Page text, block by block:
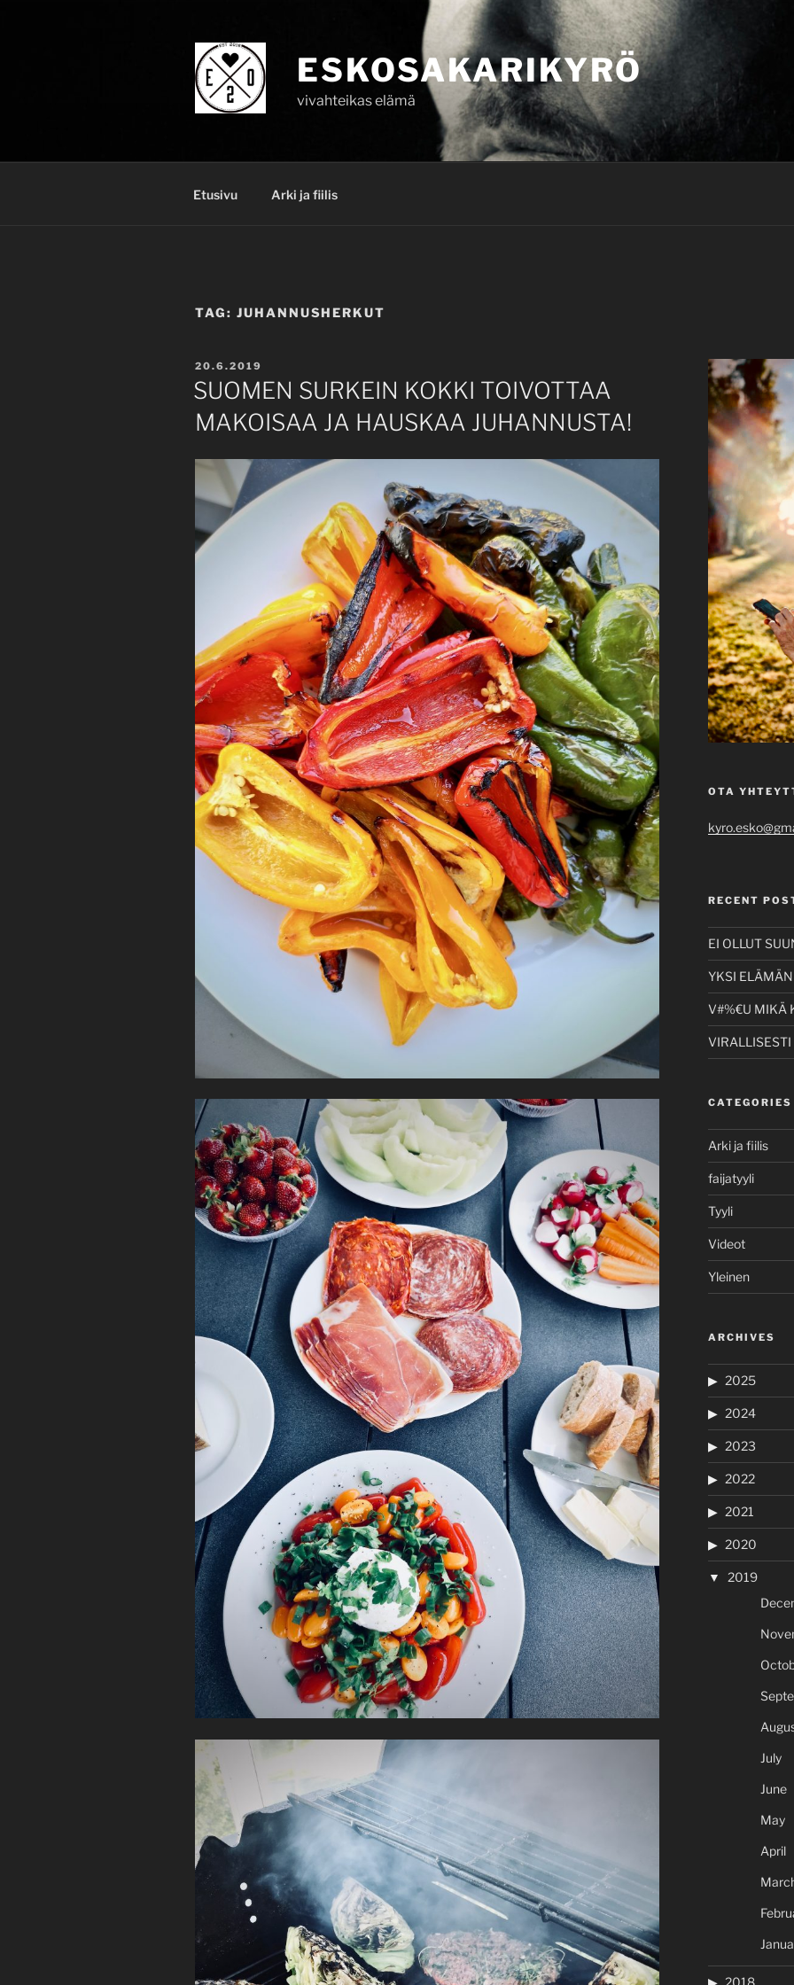
ESKOSAKARIKYRÖ
vivahteikas elämä
Etusivu Arki ja fiilis
TAG: JUHANNUSHERKUT
POSTED
ON
20.6.2019
SUOMEN SURKEIN KOKKI TOIVOTTAA
MAKOISAA JA HAUSKAA JUHANNUSTA!
OTA
RECENT
EI OLLUT
YKSI
V#%€U MIKÄ
CATEGORIES
Arki ja fiilis
faijatyyli
Tyyli
Videot
Yleinen
ARCHIVES
2025
2024
2023
2022
2021
2020
2019
July
June
May
April